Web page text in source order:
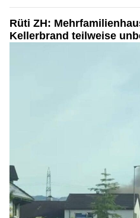
Rüti ZH:
Kellerbrand teilweise